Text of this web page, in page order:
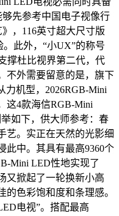
先参考中国电子视像行
，116英寸超大尺寸版
此外，“小UX”的称号
撑杜比视界第二代，代
不外需要留意的是，旗下
力机型，2026RGB-Mini
这4款海信RGB-Mini
如下，供大师参考：春
艺。实正在天然的光影细
此中。其具有最高9360个
Mini LED性地实现了
又掀起了一轮换新小高
色彩饱和度和条理感。
电视”。搭配最高